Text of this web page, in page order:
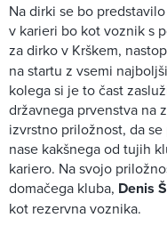
Na dirki se bo
v karieri bo kot voznik s
za dirko v Krškem,
na startu z vsemi
kolega si je to čast
državnega prvenstva na
izvrstno priložnost, da
nase kakšnega od tujih
kariero. Na svojo
domačega kluba, Denis
kot rezervna voznika.